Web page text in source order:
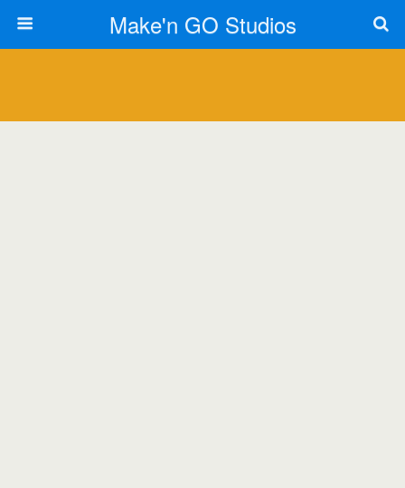
Make'n GO Studios